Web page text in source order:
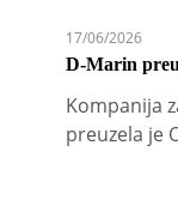
17/06/2026
D-Marin
Kompanija
preuzela je